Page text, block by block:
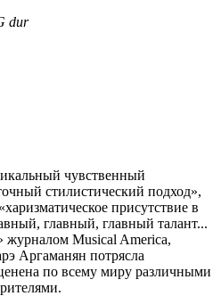
dur
чувственный
стилистический подход»,
присутствие в
главный, главный талант...
журналом Musical America,
Аргаманян потрясла
по всему миру различными